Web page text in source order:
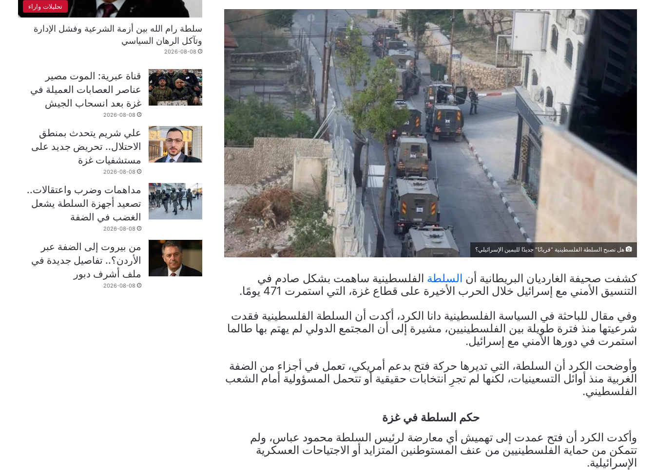
هل تصبح السلطة الفلسطينية "قربانًا" جديدًا لليمين الإسرائيلي؟
كشفت صحيفة الغارديان البريطانية أن السلطة الفلسطينية ساهمت بشكل صادم في
التنسيق الأمني مع إسرائيل خلال الحرب الأخيرة على قطاع غزة، التي استمرت 471 يومًا.
وفي مقال للباحثة في السياسة الفلسطينية دانا الكرد، أكدت أن السلطة الفلسطينية فقدت
شرعيتها منذ فترة طويلة بين الفلسطينيين، مشيرة إلى أن المجتمع الدولي لم يهتم بها طالما
استمرت في دورها الأمني مع إسرائيل.
وأوضحت الكرد أن السلطة، التي تديرها حركة فتح بدعم أمريكي، تعمل في أجزاء من الضفة
الغربية منذ أوائل التسعينيات، لكنها لم تجرِ انتخابات حقيقية أو تتحمل المسؤولية أمام الشعب
الفلسطيني.
حكم السلطة في غزة
وأكدت الكرد أن فتح عمدت إلى تهميش أي معارضة لرئيس السلطة محمود عباس، ولم
تتمكن من حماية الفلسطينيين من عنف المستوطنين المتزايد أو الاجتياحات العسكرية
الإسرائيلية.
تحليلات واراء
سلطة رام الله بين أزمة الشرعية وفشل الإدارة
وتآكل الرهان السياسي
2026-08-08
قناة عبرية: الموت مصير
عناصر العصابات العميلة في
غزة بعد انسحاب الجيش
2026-08-08
علي شريم يتحدث بمنطق
الاحتلال.. تحريض جديد على
مستشفيات غزة
2026-08-08
مداهمات وضرب واعتقالات..
تصعيد أجهزة السلطة يشعل
الغضب في الضفة
2026-08-08
من بيروت إلى الضفة عبر
الأردن؟.. تفاصيل جديدة في
ملف أشرف دبور
2026-08-08